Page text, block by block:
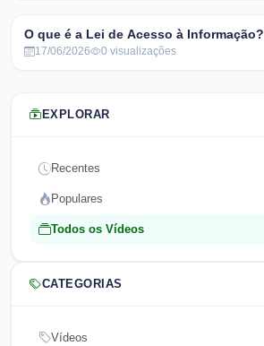
O que é a Lei de Acesso à Informação?
17/06/2026 0 visualizações
EXPLORAR
Recentes
Populares
Todos os Vídeos
CATEGORIAS
Vídeos